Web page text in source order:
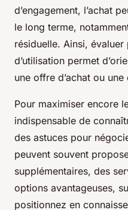
d’engagement, l’achat
le long terme,
résiduelle. Ainsi,
d’utilisation permet
une offre d’achat ou
Pour maximiser encore
indispensable de
des astuces pour
peuvent souvent
supplémentaires, des
options avantageuses,
positionnez en